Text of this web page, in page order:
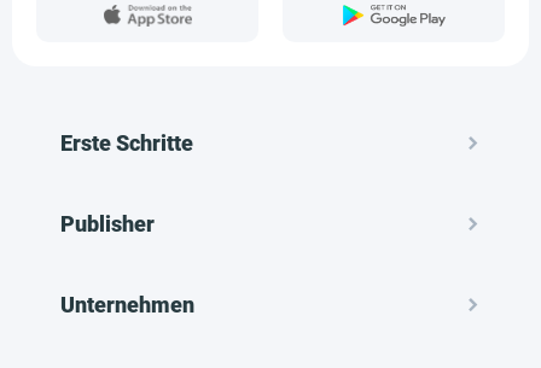
Erste Schritte
Publisher
Unternehmen